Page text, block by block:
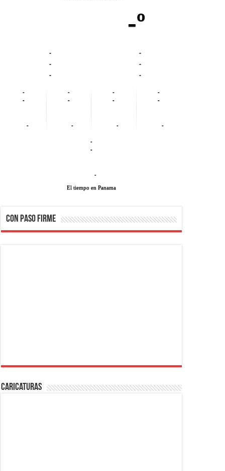
-º
-
-
-
-
-
-
-
-
-
-
-
-
-
-
-
-
-
-
-
-
-
El tiempo en Panama
CON PASO FIRME
Caricaturas